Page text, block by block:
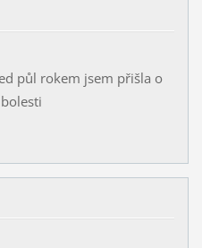
půl rokem jsem přišla o